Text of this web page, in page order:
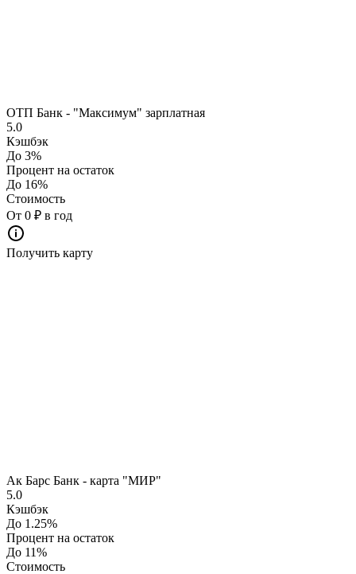
ОТП Банк - "Максимум" зарплатная
5.0
Кэшбэк
До 3%
Процент на остаток
До 16%
Стоимость
От 0 ₽ в год
Получить карту
Ак Барс Банк - карта "МИР"
5.0
Кэшбэк
До 1.25%
Процент на остаток
До 11%
Стоимость